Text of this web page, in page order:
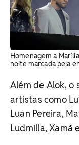
Homenagem a
noite marcada pela
Além de Alok, o
artistas como
Luan Pereira,
Ludmilla, Xamã